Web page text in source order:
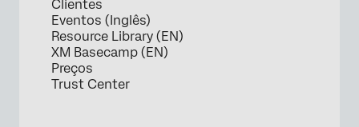
Clientes
Eventos (Inglês)
Resource Library (EN)
XM Basecamp (EN)
Preços
Trust Center